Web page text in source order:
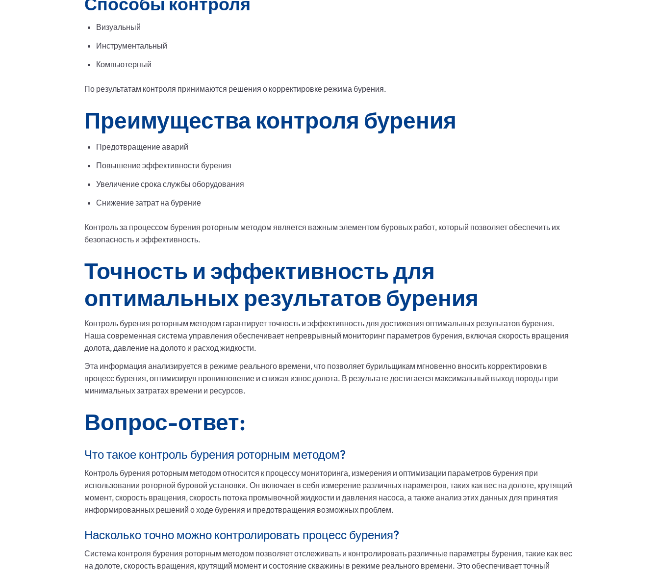
Визуальный
Инструментальный
Компьютерный
По результатам контроля принимаются решения о корректировке режима бурения.
Преимущества контроля бурения
Предотвращение аварий
Повышение эффективности бурения
Увеличение срока службы оборудования
Снижение затрат на бурение
Контроль за процессом бурения роторным методом является важным элементом буровых работ, который позволяет обеспечить их
безопасность и эффективность.
Точность и эффективность для
оптимальных результатов бурения
Контроль бурения роторным методом гарантирует точность и эффективность для достижения оптимальных результатов бурения.
Наша современная система управления обеспечивает непреврывный мониторинг параметров бурения, включая скорость вращения
долота, давление на долото и расход жидкости.
Эта информация анализируется в режиме реального времени, что позволяет бурильщикам мгновенно вносить корректировки в
процесс бурения, оптимизируя проникновение и снижая износ долота. В результате достигается максимальный выход породы при
минимальных затратах времени и ресурсов.
Вопрос-ответ:
Что такое контроль бурения роторным методом?
Контроль бурения роторным методом относится к процессу мониторинга, измерения и оптимизации параметров бурения при
использовании роторной буровой установки. Он включает в себя измерение различных параметров, таких как вес на долоте, крутящий
момент, скорость вращения, скорость потока промывочной жидкости и давления насоса, а также анализ этих данных для принятия
информированных решений о ходе бурения и предотвращения возможных проблем.
Насколько точно можно контролировать процесс бурения?
Система контроля бурения роторным методом позволяет отслеживать и контролировать различные параметры бурения, такие как вес
на долоте, скорость вращения, крутящий момент и состояние скважины в режиме реального времени. Это обеспечивает точный